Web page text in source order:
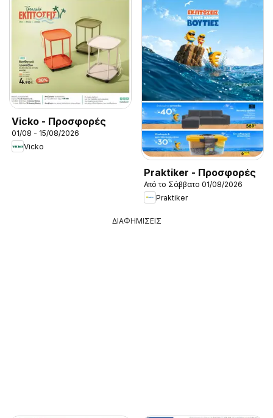
Vicko - Προσφορές
01/08 - 15/08/2026
Vicko
Praktiker - Προσφορές
Από το Σάββατο 01/08/2026
Praktiker
ΔΙΑΦΗΜΙΣΕΙΣ